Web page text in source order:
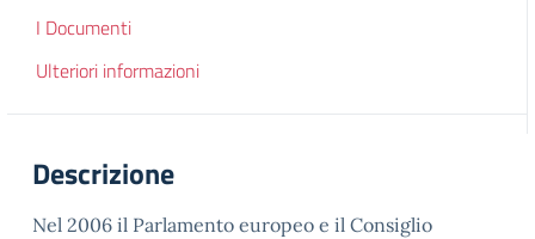
I Documenti
Ulteriori informazioni
Descrizione
Nel 2006 il Parlamento europeo e il Consiglio